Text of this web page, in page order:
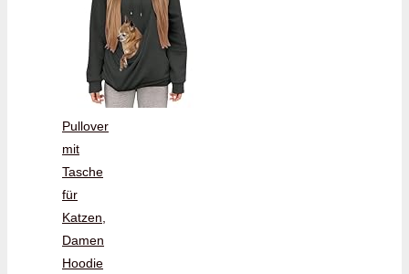
Pullover
mit
Tasche
für
Katzen,
Damen
Hoodie